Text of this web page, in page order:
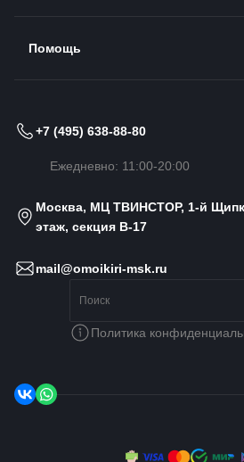
Помощь
+7 (495) 638-88-80
Ежедневно: 11:00-20:00
Москва, МЦ ТВИНСТОР, 1-й
этаж, секция B-17
mail@omoikiri-msk.ru
Политика